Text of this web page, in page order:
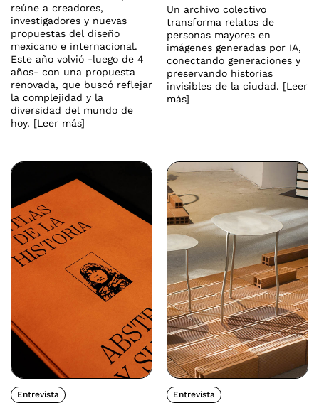
reúne a creadores,
investigadores y nuevas
propuestas del diseño
mexicano e internacional.
Este año volvió -luego de 4
años- con una propuesta
renovada, que buscó reflejar
la complejidad y la
diversidad del mundo de
hoy. [Leer más]
Un archivo colectivo
transforma relatos de
personas mayores en
imágenes generadas por IA,
conectando generaciones y
preservando historias
invisibles de la ciudad. [Leer
más]
Entrevista Entrevista